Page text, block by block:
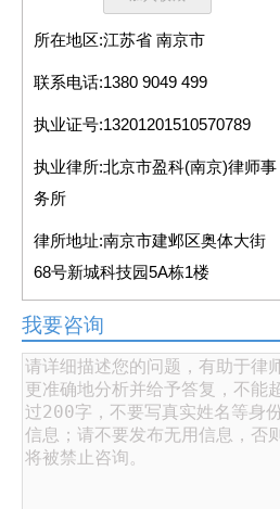
所在地区:江苏省 南京市
联系电话:1380 9049 499
执业证号:13201201510570789
执业律所:北京市盈科(南京)律师事
务所
律所地址:南京市建邺区奥体大街
68号新城科技园5A栋1楼
我要咨询